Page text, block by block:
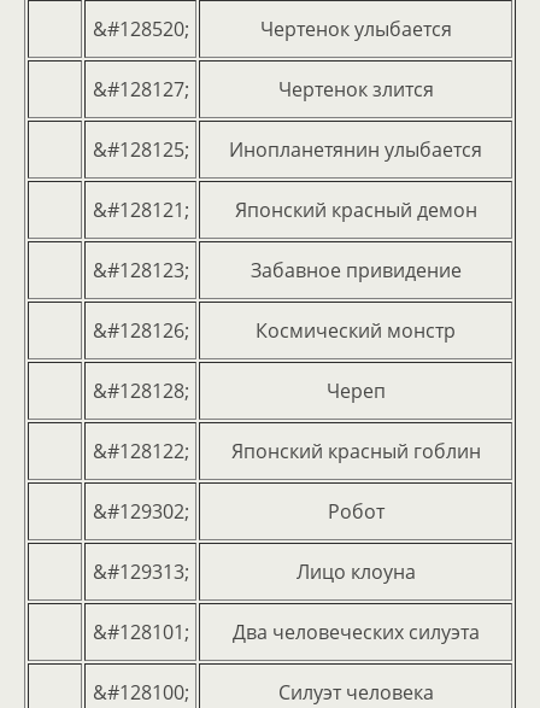
&#128520; Чертенок улыбается
&#128127; Чертенок злится
&#128125; Инопланетянин улыбается
&#128121; Японский красный демон
&#128123; Забавное привидение
&#128126; Космический монстр
&#128128; Череп
&#128122; Японский красный гоблин
&#129302; Робот
&#129313; Лицо клоуна
&#128101; Два человеческих силуэта
&#128100; Силуэт человека